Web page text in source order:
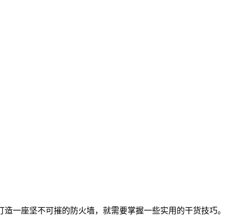
一座坚不可摧的防火墙，就需要掌握一些实用的干货技巧。